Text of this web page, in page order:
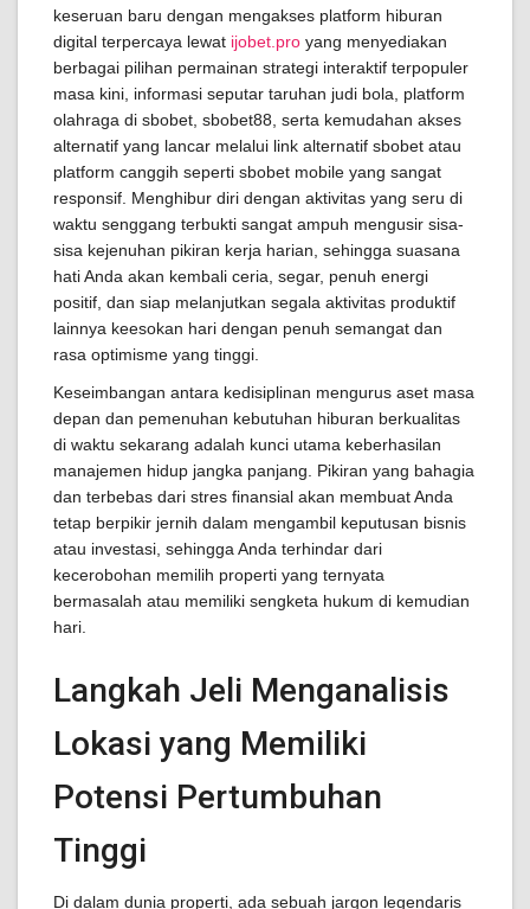
keseruan baru dengan mengakses platform hiburan
digital terpercaya lewat ijobet.pro yang menyediakan
berbagai pilihan permainan strategi interaktif terpopuler
masa kini, informasi seputar taruhan judi bola, platform
olahraga di sbobet, sbobet88, serta kemudahan akses
alternatif yang lancar melalui link alternatif sbobet atau
platform canggih seperti sbobet mobile yang sangat
responsif. Menghibur diri dengan aktivitas yang seru di
waktu senggang terbukti sangat ampuh mengusir sisa-
sisa kejenuhan pikiran kerja harian, sehingga suasana
hati Anda akan kembali ceria, segar, penuh energi
positif, dan siap melanjutkan segala aktivitas produktif
lainnya keesokan hari dengan penuh semangat dan
rasa optimisme yang tinggi.
Keseimbangan antara kedisiplinan mengurus aset masa
depan dan pemenuhan kebutuhan hiburan berkualitas
di waktu sekarang adalah kunci utama keberhasilan
manajemen hidup jangka panjang. Pikiran yang bahagia
dan terbebas dari stres finansial akan membuat Anda
tetap berpikir jernih dalam mengambil keputusan bisnis
atau investasi, sehingga Anda terhindar dari
kecerobohan memilih properti yang ternyata
bermasalah atau memiliki sengketa hukum di kemudian
hari.
Langkah Jeli Menganalisis
Lokasi yang Memiliki
Potensi Pertumbuhan
Tinggi
Di dalam dunia properti, ada sebuah jargon legendaris